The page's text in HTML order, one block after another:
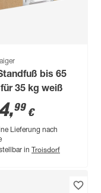
bis 65
35 kg weiß
,99 €
Lieferung nach
in Troisdorf